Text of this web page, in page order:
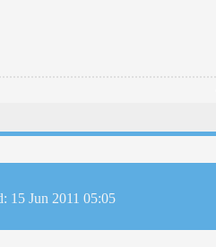
15 Jun 2011 05:05